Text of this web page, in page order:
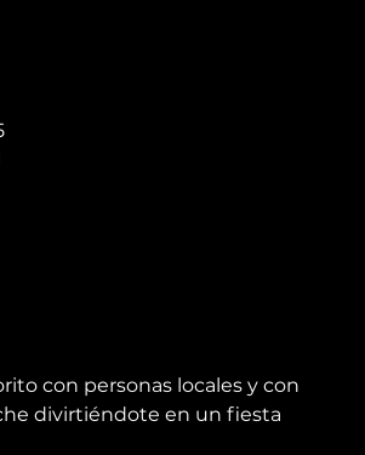
con personas locales y con
divirtiéndote en un fiesta